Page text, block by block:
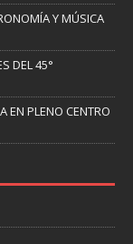
Y MÚSICA
DEL 45°
EN PLENO CENTRO